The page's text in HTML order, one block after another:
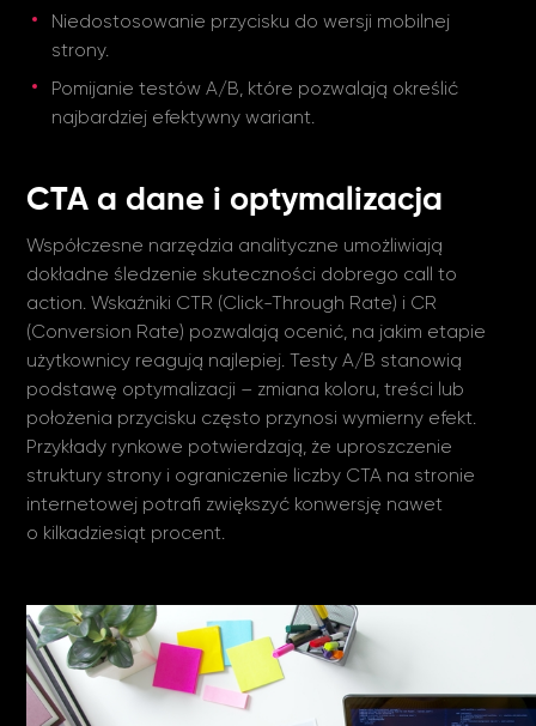
Niedostosowanie przycisku do wersji mobilnej
strony.
Pomijanie testów A/B, które pozwalają określić
najbardziej efektywny wariant.
CTA a dane i optymalizacja
Współczesne narzędzia analityczne umożliwiają
dokładne śledzenie skuteczności dobrego call to
action. Wskaźniki CTR (Click-Through Rate) i CR
(Conversion Rate) pozwalają ocenić, na jakim etapie
użytkownicy reagują najlepiej. Testy A/B stanowią
podstawę optymalizacji – zmiana koloru, treści lub
położenia przycisku często przynosi wymierny efekt.
Przykłady rynkowe potwierdzają, że uproszczenie
struktury strony i ograniczenie liczby CTA na stronie
internetowej potrafi zwiększyć konwersję nawet
o kilkadziesiąt procent.